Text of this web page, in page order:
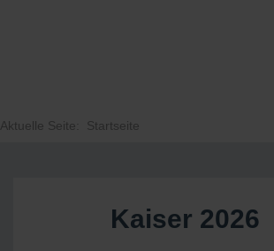
Aktuelle Seite: Startseite
Kaiser 2026